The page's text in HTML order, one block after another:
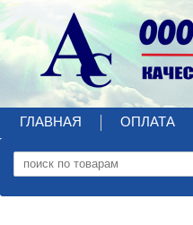
ГЛАВНАЯ ОПЛАТА